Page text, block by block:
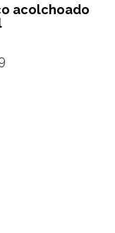
acolchoado